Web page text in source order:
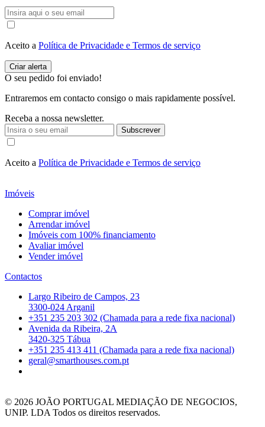
Aceito a Política de Privacidade e Termos de serviço
O seu pedido foi enviado!
Entraremos em contacto consigo o mais rapidamente possível.
Receba a nossa newsletter.
Subscrever
Aceito a Política de Privacidade e Termos de serviço
Imóveis
Comprar imóvel
Arrendar imóvel
Imóveis com 100% financiamento
Avaliar imóvel
Vender imóvel
Contactos
Largo Ribeiro de Campos, 23
3300-024 Arganil
+351 235 203 302 (Chamada para a rede fixa nacional)
Avenida da Ribeira, 2A
3420-325 Tábua
+351 235 413 411 (Chamada para a rede fixa nacional)
geral@smarthouses.com.pt
© 2026 JOÃO PORTUGAL MEDIAÇÃO DE NEGOCIOS,
UNIP. LDA Todos os direitos reservados.